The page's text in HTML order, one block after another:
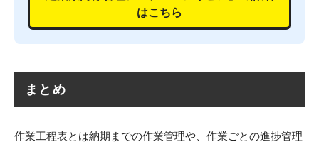
はこちら
まとめ
作業工程表とは納期までの作業管理や、作業ごとの進捗管理